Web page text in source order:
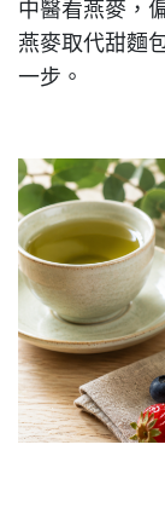
中醫看燕麥，
燕麥取代甜麵
一步。